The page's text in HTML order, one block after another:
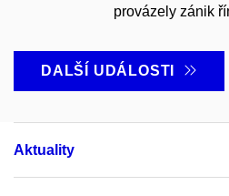
provázely zánik
DALŠÍ UDÁLOSTI
Aktuality